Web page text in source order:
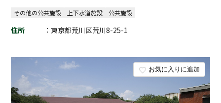
お気に入りに追加
その他の公共施設 上下水道施設 公共施設
住所 ：東京都荒川区荒川8-25-1